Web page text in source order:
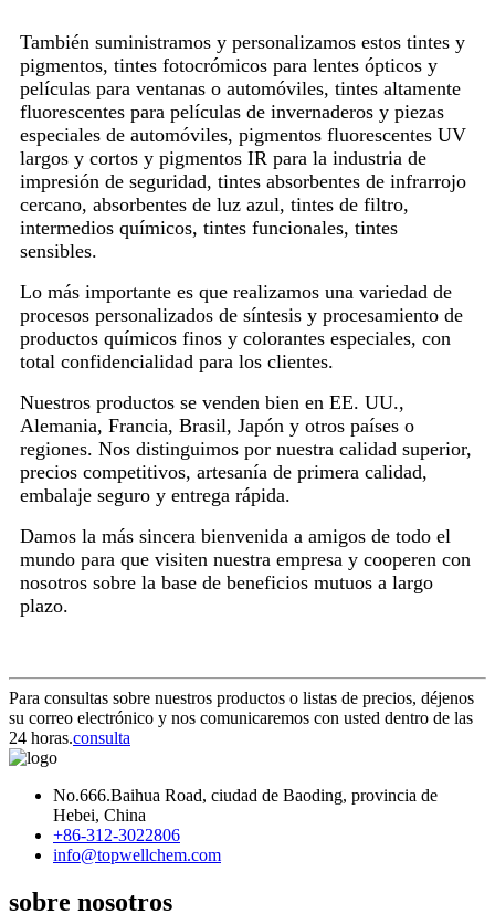
También suministramos y personalizamos estos tintes y
pigmentos, tintes fotocrómicos para lentes ópticos y
películas para ventanas o automóviles, tintes altamente
fluorescentes para películas de invernaderos y piezas
especiales de automóviles, pigmentos fluorescentes UV
largos y cortos y pigmentos IR para la industria de
impresión de seguridad, tintes absorbentes de infrarrojo
cercano, absorbentes de luz azul, tintes de filtro,
intermedios químicos, tintes funcionales, tintes
sensibles.
Lo más importante es que realizamos una variedad de
procesos personalizados de síntesis y procesamiento de
productos químicos finos y colorantes especiales, con
total confidencialidad para los clientes.
Nuestros productos se venden bien en EE. UU.,
Alemania, Francia, Brasil, Japón y otros países o
regiones. Nos distinguimos por nuestra calidad superior,
precios competitivos, artesanía de primera calidad,
embalaje seguro y entrega rápida.
Damos la más sincera bienvenida a amigos de todo el
mundo para que visiten nuestra empresa y cooperen con
nosotros sobre la base de beneficios mutuos a largo
plazo.
Para consultas sobre nuestros productos o listas de precios, déjenos
su correo electrónico y nos comunicaremos con usted dentro de las
24 horas.consulta
No.666.Baihua Road, ciudad de Baoding, provincia de
Hebei, China
+86-312-3022806
info@topwellchem.com
sobre nosotros